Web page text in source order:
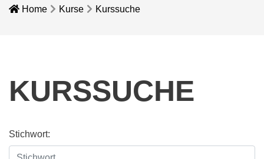
Home Kurse Kurssuche
KURSSUCHE
Stichwort: